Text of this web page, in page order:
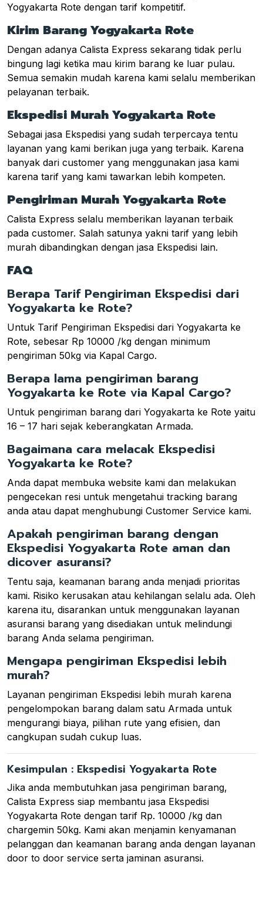
Yogyakarta Rote dengan tarif kompetitif.
Kirim Barang Yogyakarta Rote
Dengan adanya Calista Express sekarang tidak perlu
bingung lagi ketika mau kirim barang ke luar pulau.
Semua semakin mudah karena kami selalu memberikan
pelayanan terbaik.
Ekspedisi Murah Yogyakarta Rote
Sebagai jasa Ekspedisi yang sudah terpercaya tentu
layanan yang kami berikan juga yang terbaik. Karena
banyak dari customer yang menggunakan jasa kami
karena tarif yang kami tawarkan lebih kompeten.
Pengiriman Murah Yogyakarta Rote
Calista Express selalu memberikan layanan terbaik
pada customer. Salah satunya yakni tarif yang lebih
murah dibandingkan dengan jasa Ekspedisi lain.
FAQ
Berapa Tarif Pengiriman Ekspedisi dari
Yogyakarta ke Rote?
Untuk Tarif Pengiriman Ekspedisi dari Yogyakarta ke
Rote, sebesar Rp 10000 /kg dengan minimum
pengiriman 50kg via Kapal Cargo.
Berapa lama pengiriman barang
Yogyakarta ke Rote via Kapal Cargo?
Untuk pengiriman barang dari Yogyakarta ke Rote yaitu
16 – 17 hari sejak keberangkatan Armada.
Bagaimana cara melacak Ekspedisi
Yogyakarta ke Rote?
Anda dapat membuka website kami dan melakukan
pengecekan resi untuk mengetahui tracking barang
anda atau dapat menghubungi Customer Service kami.
Apakah pengiriman barang dengan
Ekspedisi Yogyakarta Rote aman dan
dicover asuransi?
Tentu saja, keamanan barang anda menjadi prioritas
kami. Risiko kerusakan atau kehilangan selalu ada. Oleh
karena itu, disarankan untuk menggunakan layanan
asuransi barang yang disediakan untuk melindungi
barang Anda selama pengiriman.
Mengapa pengiriman Ekspedisi lebih
murah?
Layanan pengiriman Ekspedisi lebih murah karena
pengelompokan barang dalam satu Armada untuk
mengurangi biaya, pilihan rute yang efisien, dan
cangkupan sudah cukup luas.
Kesimpulan : Ekspedisi Yogyakarta Rote
Jika anda membutuhkan jasa pengiriman barang,
Calista Express siap membantu jasa Ekspedisi
Yogyakarta Rote dengan tarif Rp. 10000 /kg dan
chargemin 50kg. Kami akan menjamin kenyamanan
pelanggan dan keamanan barang anda dengan layanan
door to door service serta jaminan asuransi.